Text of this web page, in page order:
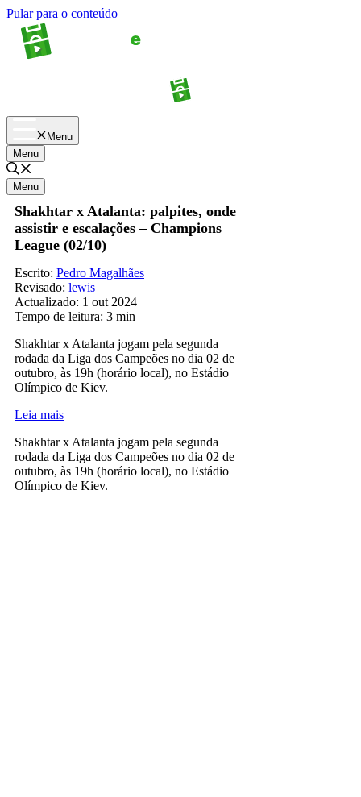
Pular para o conteúdo
Menu
Menu
Menu
Shakhtar x Atalanta: palpites, onde
assistir e escalações – Champions
League (02/10)
Escrito: Pedro Magalhães
Revisado: lewis
Actualizado: 1 out 2024
Tempo de leitura: 3 min
Shakhtar x Atalanta jogam pela segunda
rodada da Liga dos Campeões no dia 02 de
outubro, às 19h (horário local), no Estádio
Olímpico de Kiev.
Leia mais
Shakhtar x Atalanta jogam pela segunda
rodada da Liga dos Campeões no dia 02 de
outubro, às 19h (horário local), no Estádio
Olímpico de Kiev.